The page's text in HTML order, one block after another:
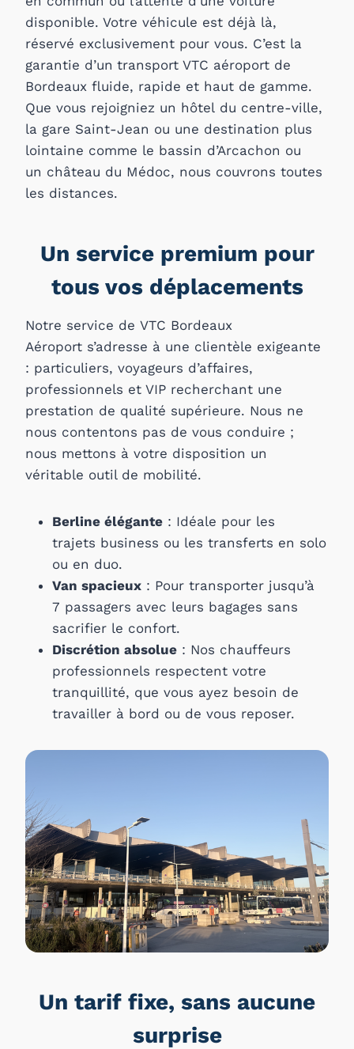
disponible. Votre véhicule est déjà là,
réservé exclusivement pour vous. C’est la
garantie d’un transport VTC aéroport de
Bordeaux fluide, rapide et haut de gamme.
Que vous rejoigniez un hôtel du centre-ville,
la gare Saint-Jean ou une destination plus
lointaine comme le bassin d’Arcachon ou
un château du Médoc, nous couvrons toutes
les distances.
Un service premium pour
tous vos déplacements
Notre service de VTC Bordeaux
Aéroport s’adresse à une clientèle exigeante
: particuliers, voyageurs d’affaires,
professionnels et VIP recherchant une
prestation de qualité supérieure. Nous ne
nous contentons pas de vous conduire ;
nous mettons à votre disposition un
véritable outil de mobilité.
Berline élégante : Idéale pour les
trajets business ou les transferts en solo
ou en duo.
Van spacieux : Pour transporter jusqu’à
7 passagers avec leurs bagages sans
sacrifier le confort.
Discrétion absolue : Nos chauffeurs
professionnels respectent votre
tranquillité, que vous ayez besoin de
travailler à bord ou de vous reposer.
Un tarif fixe, sans aucune
surprise